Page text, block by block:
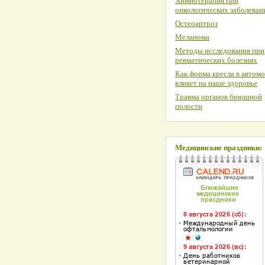
онкологических
Остеоартроз
Меланома
Методы исследования при
ревматических болезнях
Как форма кресла в
влияет на наше здоровье
Травма органов брюшной
полости
Медицинские праздники: